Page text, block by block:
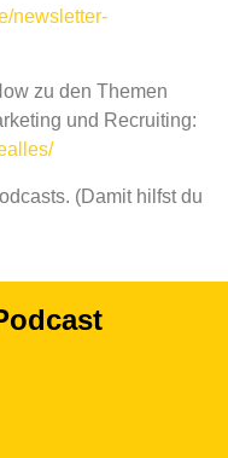
newsletter-
zu den Themen
und Recruiting:
(Damit hilfst du